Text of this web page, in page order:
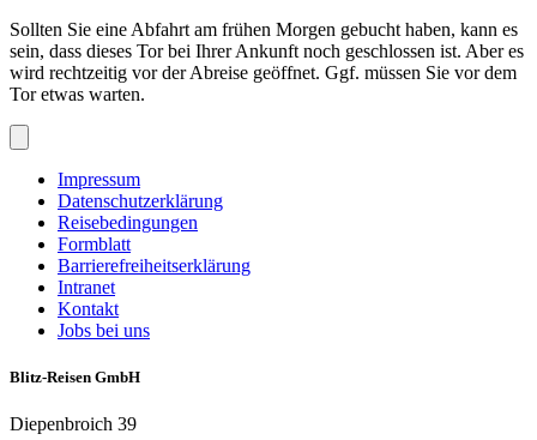
Sollten Sie eine Abfahrt am frühen Morgen gebucht haben, kann es
sein, dass dieses Tor bei Ihrer Ankunft noch geschlossen ist. Aber es
wird rechtzeitig vor der Abreise geöffnet. Ggf. müssen Sie vor dem
Tor etwas warten.
Impressum
Datenschutzerklärung
Reisebedingungen
Formblatt
Barrierefreiheitserklärung
Intranet
Kontakt
Jobs bei uns
Blitz-Reisen GmbH
Diepenbroich 39